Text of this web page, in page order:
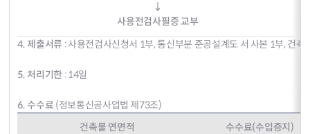
↓
사용전검사필증 교부
4. 제출서류 : 사용전검사신청서 1부, 통신부분 준공설계도 서 사본 1부, 건축
5. 처리기한 : 14일
6. 수수료 (정보통신공사업법 제73조)
건축물 연면적
수수료(수입증지)